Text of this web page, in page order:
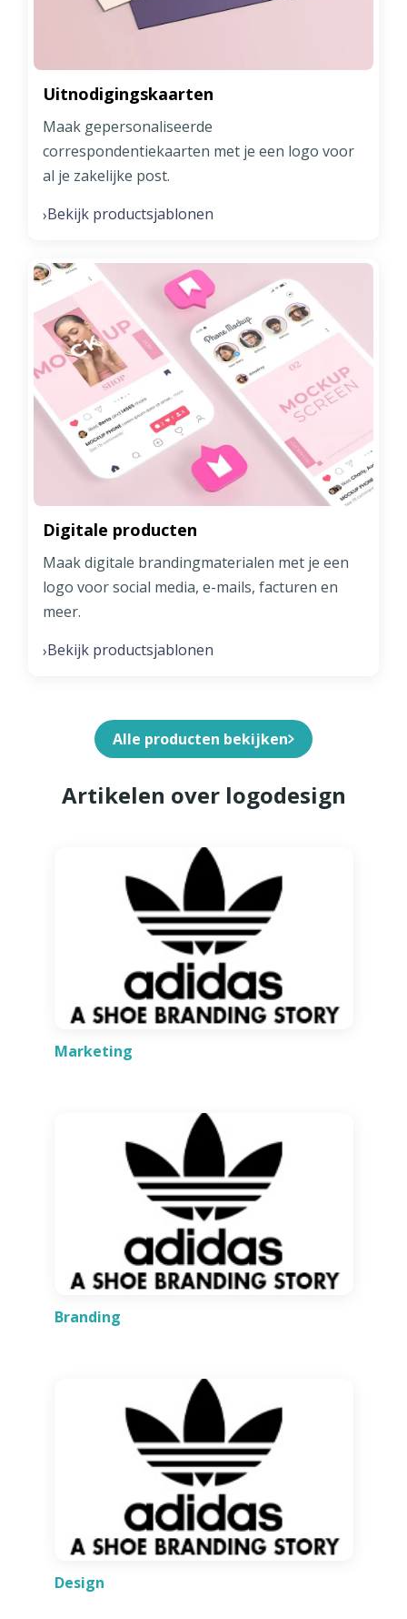
Uitnodigingskaarten
Maak gepersonaliseerde
correspondentiekaarten met je een logo voor
al je zakelijke post.
›Bekijk productsjablonen
Digitale producten
Maak digitale brandingmaterialen met je een
logo voor social media, e-mails, facturen en
meer.
›Bekijk productsjablonen
Alle producten bekijken
Artikelen over logodesign
Marketing
Branding
Design